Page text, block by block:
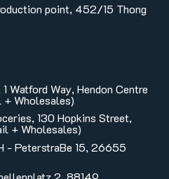
point, 452/15 Thong
Watford Way, Hendon Centre
Wholesales)
130 Hopkins Street,
+ Wholesales)
- PeterstraBe 15, 26655